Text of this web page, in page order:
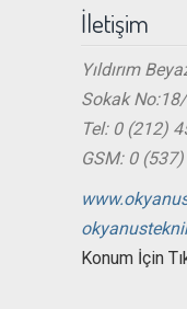
İletişim
Yıldırım
Sokak
Tel: 0 (212)
GSM: 0
Konum İçin